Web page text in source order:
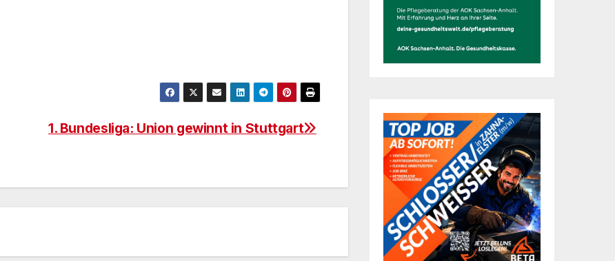
1. Bundesliga: Union gewinnt in Stuttgart